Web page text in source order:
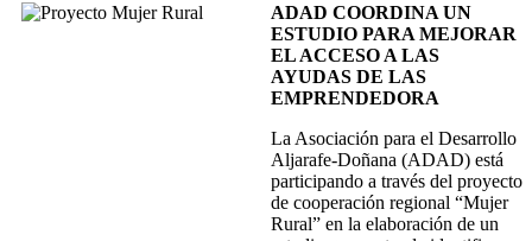
ADAD COORDINA UN
ESTUDIO PARA MEJORAR
EL ACCESO A LAS
AYUDAS DE LAS
EMPRENDEDORA
La Asociación para el Desarrollo
Aljarafe-Doñana (ADAD) está
participando a través del proyecto
de cooperación regional “Mujer
Rural” en la elaboración de un